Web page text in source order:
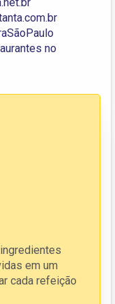
no
em um
cada refeição